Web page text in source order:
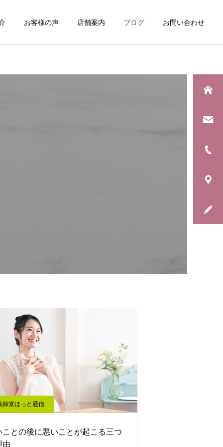
お客様の声 店舗案内 ブログ お問い合わせ
詳細を見る
息子の野球生活が終わりま
師堂ほっと通信
ことの後に悪いことが起こる三つ
由